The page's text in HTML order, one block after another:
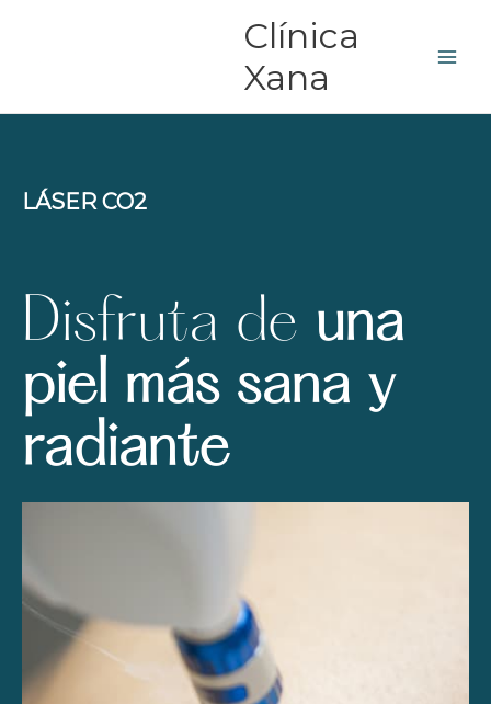
Clínica
Xana
LÁSER CO2
Disfruta de una
piel más sana y
radiante